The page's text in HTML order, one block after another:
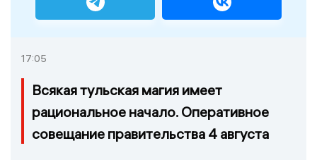
17:05
Всякая тульская магия имеет
рациональное начало. Оперативное
совещание правительства 4 августа